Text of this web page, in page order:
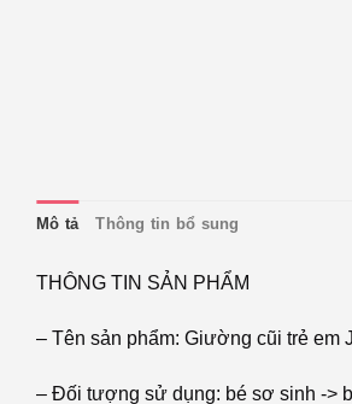
Mô tả Thông tin bổ sung
THÔNG TIN SẢN PHẨM
– Tên sản phẩm: Giường cũi trẻ em
– Đối tượng sử dụng: bé sơ sinh ->